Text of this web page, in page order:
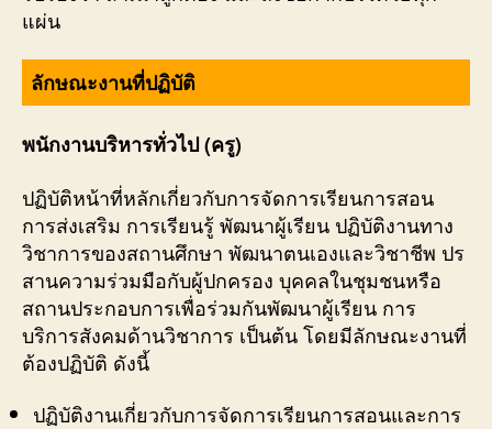
แผ่น
ลักษณะงานที่ปฏิบัติ
พนักงานบริหารทั่วไป (ครู)
ปฏิบัติหน้าที่หลักเกี่ยวกับการจัดการเรียนการสอน
การส่งเสริม การเรียนรู้ พัฒนาผู้เรียน ปฏิบัติงานทาง
วิชาการของสถานศึกษา พัฒนาตนเองและวิชาชีพ ปร
สานความร่วมมือกับผู้ปกครอง บุคคลในชุมชนหรือ
สถานประกอบการเพื่อร่วมกันพัฒนาผู้เรียน การ
บริการสังคมด้านวิชาการ เป็นต้น โดยมีลักษณะงานที่
ต้องปฏิบัติ ดังนี้
ปฏิบัติงานเกี่ยวกับการจัดการเรียนการสอนและการ